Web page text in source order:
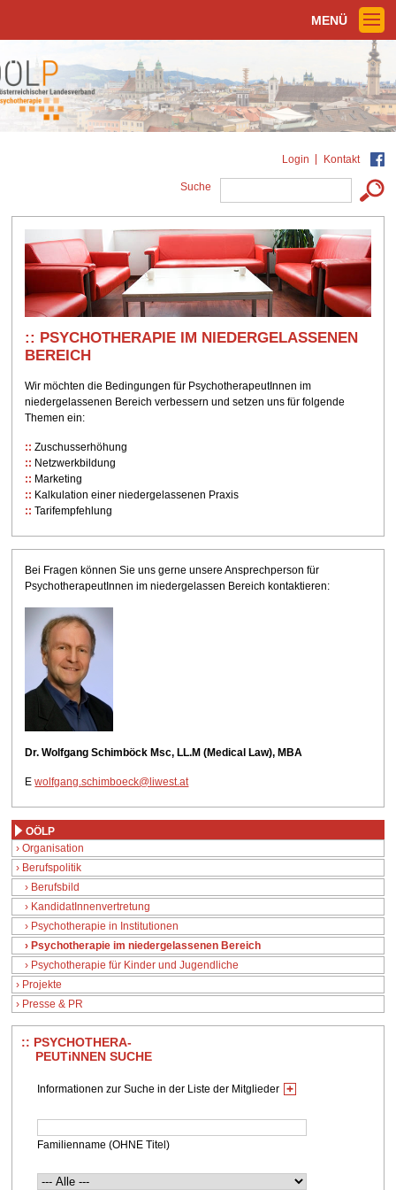
MENÜ
Login
Kontakt
PSYCHOTHERAPIE IM NIEDERGELASSENEN
BEREICH
Wir möchten die Bedingungen für PsychotherapeutInnen im
niedergelassenen Bereich verbessern und setzen uns für folgende
Themen ein:
Zuschusserhöhung
Netzwerkbildung
Marketing
Kalkulation einer niedergelassenen Praxis
Tarifempfehlung
Bei Fragen können Sie uns gerne unsere Ansprechperson für
PsychotherapeutInnen im niedergelassen Bereich kontaktieren:
Dr. Wolfgang Schimböck Msc, LL.M (Medical Law), MBA
Ewolfgang.schimboeck@liwest.at
OÖLP
Organisation
Berufspolitik
Berufsbild
KandidatInnenvertretung
Psychotherapie in Institutionen
Psychotherapie im niedergelassenen Bereich
Psychotherapie für Kinder und Jugendliche
Projekte
Presse & PR
PSYCHOTHERA-
PEUTiNNEN SUCHE
Informationen zur Suche in der Liste der Mitglieder
Familienname (OHNE Titel)